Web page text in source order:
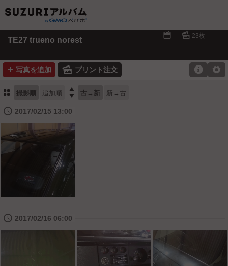
TE27 trueno norest 📅 --- 🌄 23枚
➕ 写真を追加 🌄 プリント注文 ⚙

⚏ 撮影順 追加順  古→新 新→古
🕔 2017/02/15 13:00
🕔 2017/02/16 06:00